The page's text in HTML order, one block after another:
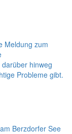
Meldung zum
hinweg
Probleme gibt.
Berzdorfer See